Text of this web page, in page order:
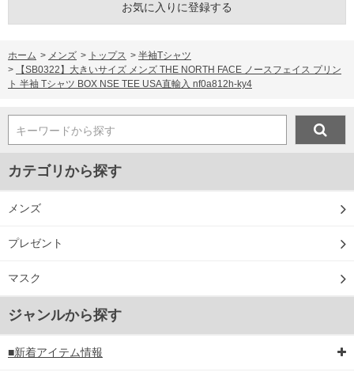
お気に入りに登録する
ホーム > メンズ > トップス > 半袖Tシャツ
>
【SB0322】大きいサイズ メンズ THE NORTH FACE ノースフェイス プリン
ト 半袖 Tシャツ BOX NSE TEE USA直輸入 nf0a812h-ky4
キーワードから探す
カテゴリから探す
メンズ
プレゼント
マスク
ジャンルから探す
■新着アイテム情報